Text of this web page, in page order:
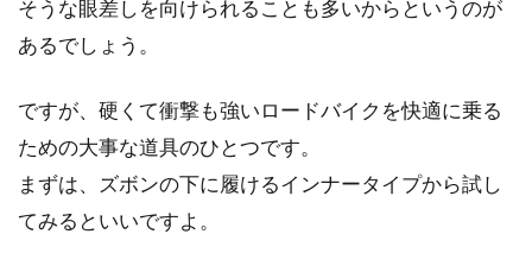
そうな眼差しを向けられることも多いからというのが
あるでしょう。
ですが、硬くて衝撃も強いロードバイクを快適に乗る
ための大事な道具のひとつです。
まずは、ズボンの下に履けるインナータイプから試し
てみるといいですよ。